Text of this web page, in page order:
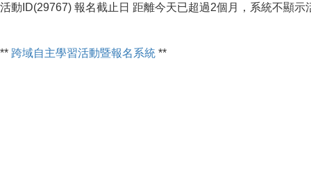
活動ID(29767) 報名截止日 距離今天已超過2個月，系統不顯示
** 跨域自主學習活動暨報名系統 **